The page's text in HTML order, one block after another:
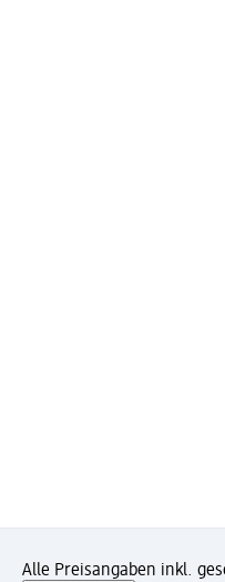
Alle Preisangaben inkl.